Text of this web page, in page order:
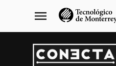
navegación
principal
menu